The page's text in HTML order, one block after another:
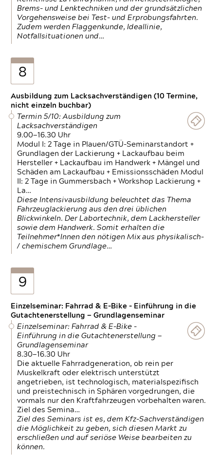
Brems- und Lenktechniken und der grundsätzlichen
Vorgehensweise bei Test- und Erprobungsfahrten.
Zudem werden Flaggenkunde, Ideallinie,
Notfallsituationen und…
8
Ausbildung zum Lacksachverständigen (10 Termine,
nicht einzeln buchbar)
Termin 5/10: Ausbildung zum
Lacksachverständigen
9.00—16.30 Uhr
Modul I: 2 Tage in Plauen/GTÜ-Seminarstandort +
Grundlagen der Lackierung + Lackaufbau beim
Hersteller + Lackaufbau im Handwerk + Mängel und
Schäden am Lackaufbau + Emissionsschäden Modul
II: 2 Tage in Gummersbach + Workshop Lackierung +
La…
Diese Intensivausbildung beleuchtet das Thema
Fahrzeuglackierung aus den drei üblichen
Blickwinkeln. Der Labortechnik, dem Lackhersteller
sowie dem Handwerk. Somit erhalten die
Teilnehmer*Innen den nötigen Mix aus physikalisch-
/ chemischem Grundlage…
9
Einzelseminar: Fahrrad & E-Bike - Einführung in die
Gutachtenerstellung — Grundlagenseminar
Einzelseminar: Fahrrad & E-Bike -
Einführung in die Gutachtenerstellung —
Grundlagenseminar
8.30—16.30 Uhr
Die aktuelle Fahrradgeneration, ob rein per
Muskelkraft oder elektrisch unterstützt
angetrieben, ist technologisch, materialspezifisch
und preistechnisch in Sphären vorgedrungen, die
vormals nur den Kraftfahrzeugen vorbehalten waren.
Ziel des Semina…
Ziel des Seminars ist es, dem Kfz-Sachverständigen
die Möglichkeit zu geben, sich diesen Markt zu
erschließen und auf seriöse Weise bearbeiten zu
können.